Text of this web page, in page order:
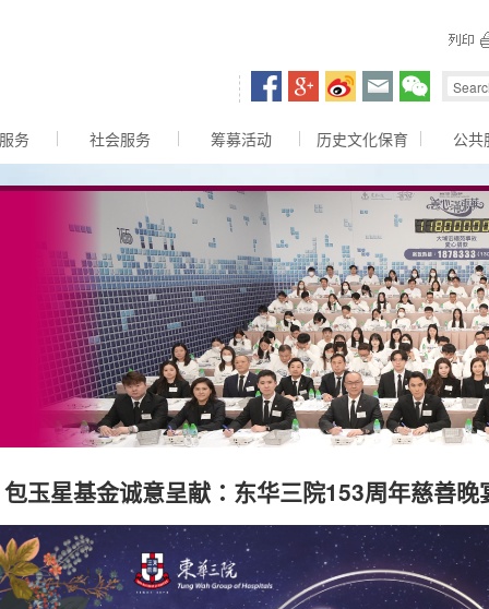
务 社会服务 筹募活动 历史文化保育 公共
包玉星基金诚意呈献：东华三院153周年慈善